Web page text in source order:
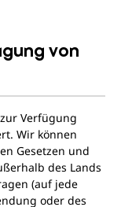
von
Verfügung
Wir können
Gesetzen und
des Lands
(auf jede
oder des